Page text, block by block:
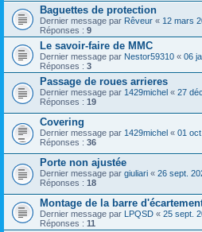
Baguettes de protection
Dernier message par Rêveur « 12 mars
Réponses : 9
Le savoir-faire de MMC
Dernier message par Nestor59310 « 06
Réponses : 3
Passage de roues arrieres
Dernier message par 1429michel « 27
Réponses : 19
Covering
Dernier message par 1429michel « 01
Réponses : 36
Porte non ajustée
Dernier message par giuliari « 26 sept.
Réponses : 18
Montage de la barre
Dernier message par LPQSD « 25 sept.
Réponses : 11